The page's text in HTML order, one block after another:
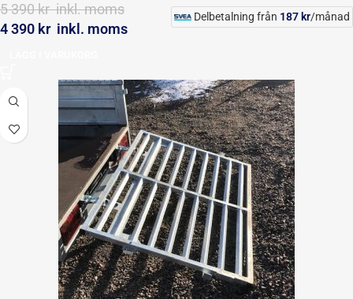
5 390kr inkl. moms
4 390 kr inkl. moms
Delbetalning från 187 kr/månad